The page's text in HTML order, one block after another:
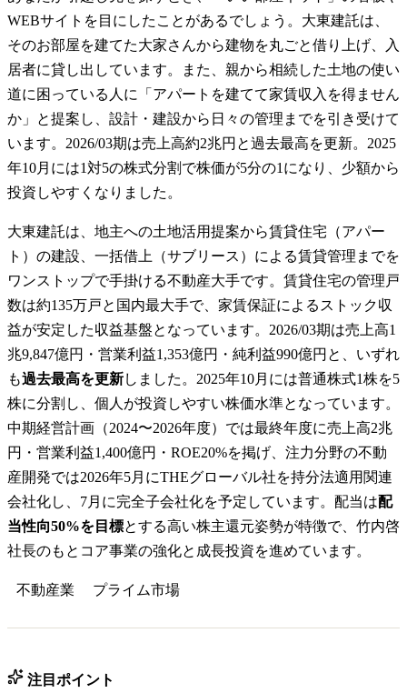
WEBサイトを目にしたことがあるでしょう。大東建託は、
そのお部屋を建てた大家さんから建物を丸ごと借り上げ、入
居者に貸し出しています。また、親から相続した土地の使い
道に困っている人に「アパートを建てて家賃収入を得ません
か」と提案し、設計・建設から日々の管理までを引き受けて
います。2026/03期は売上高約2兆円と過去最高を更新。2025
年10月には1対5の株式分割で株価が5分の1になり、少額から
投資しやすくなりました。
大東建託は、地主への土地活用提案から賃貸住宅（アパー
ト）の建設、一括借上（サブリース）による賃貸管理までを
ワンストップで手掛ける不動産大手です。賃貸住宅の管理戸
数は約135万戸と国内最大手で、家賃保証によるストック収
益が安定した収益基盤となっています。2026/03期は売上高1
兆9,847億円・営業利益1,353億円・純利益990億円と、いずれ
も過去最高を更新しました。2025年10月には普通株式1株を5
株に分割し、個人が投資しやすい株価水準となっています。
中期経営計画（2024〜2026年度）では最終年度に売上高2兆
円・営業利益1,400億円・ROE20%を掲げ、注力分野の不動
産開発では2026年5月にTHEグローバル社を持分法適用関連
会社化し、7月に完全子会社化を予定しています。配当は配
当性向50%を目標とする高い株主還元姿勢が特徴で、竹内啓
社長のもとコア事業の強化と成長投資を進めています。
不動産業 プライム市場
注目ポイント